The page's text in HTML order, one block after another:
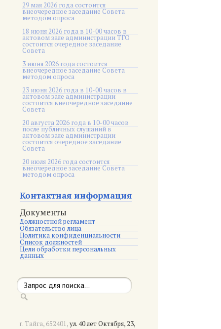
29 мая 2026 года состоится
внеочередное заседание Совета
методом опроса
18 июня 2026 года в 10-00 часов в
актовом зале администрации ТГО
состоится очередное заседание
Совета
3 июня 2026 года состоится
внеочередное заседание Совета
методом опроса
23 июня 2026 года в 10-00 часов в
актовом зале администрации
состоится внеочередное заседание
Совета
20 августа 2026 года в 10-00 часов
после публичных слушаний в
актовом зале администрации
состоится очередное заседание
Совета
20 июля 2026 года состоится
внеочередное заседание Совета
методом опроса
Контактная информация
Документы
Должностной регламент
Обязательство лица
Политика конфиденциальности
Список должностей
Цели обработки персональных
данных
г. Тайга, 652401,ул. 40 лет Октября, 23,